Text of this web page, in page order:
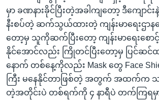
မှာ ခဏနားခိုင်ပြီးတဲ့အခါကျတော့ ဒီကျော
နီးစပ်တဲ့ ဆက်သွယ်ထားတဲ့ ကျန်းမာရေးဌာန
တော့မှ သူကိုဆက်ပြီးတော့ ကျန်းမာရေးစော
နိုင်အောင်လည်း ကြိုတင်ပြီးတော့မှ ပြင်ဆင်
နောက် တစ်‌နေ့ကိုလည်း Mask တွေ Face
ကြီး မနေနိုင်တာဖြစ်တဲ့ အတွက် အထက်က
တဲ့အတိုင်းပဲ တစ်ရက်ကို ၄ နာရီပဲ တက်ကြရမှာ